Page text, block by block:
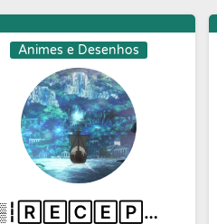
Animes e Desenhos
᭕▒┆🅁🄴🄲🄴🄿🄲̧🄰̃🄾┆▒࿐